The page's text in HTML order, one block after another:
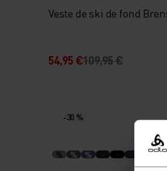
Veste de ski de fond
54,95 €109,95 €
-30 %
% % %